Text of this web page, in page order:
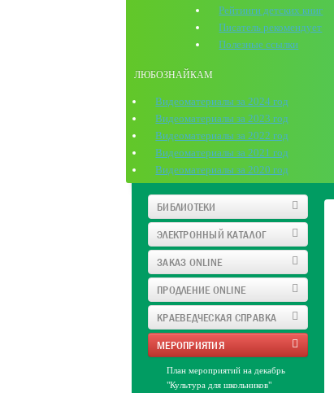
Централизованая библиотечная система
Рейтинги детских книг
Писатель рекомендует
Полезные ссылки
ЛЮБОЗНАЙКАМ
Видеоматериалы за 2024 год
Видеоматериалы за 2023 год
Видеоматериалы за 2022 год
Видеоматериалы за 2021 год
Видеоматериалы за 2020 год
БИБЛИОТЕКИ
ЭЛЕКТРОННЫЙ КАТАЛОГ
ЗАКАЗ ONLINE
ПРОДЛЕНИЕ ONLINE
КРАЕВЕДЧЕСКАЯ СПРАВКА
МЕРОПРИЯТИЯ
План мероприятий на декабрь
"Культура для школьников"